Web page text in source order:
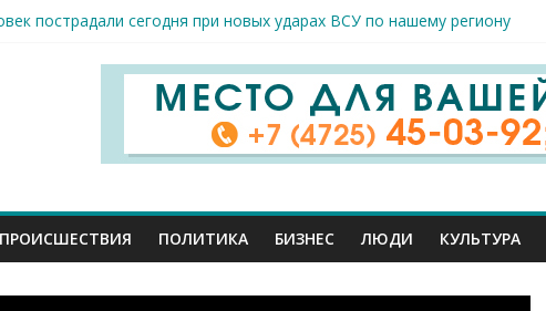
пострадали сегодня при новых ударах ВСУ по нашему региону
принимают поздравления с профессиональным праздником
спорта и достижений: в Старом Осколе отметили День
арт-мастерская открылась в Старом Осколе
ПРОИСШЕСТВИЯ ПОЛИТИКА БИЗНЕС ЛЮДИ КУЛЬТУРА